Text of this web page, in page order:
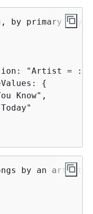
by primary key
"Artist = :a
{
Know",
by an artist